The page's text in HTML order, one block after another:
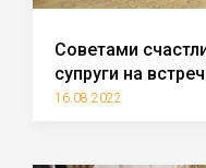
Советами
супруги на
16.08.2022